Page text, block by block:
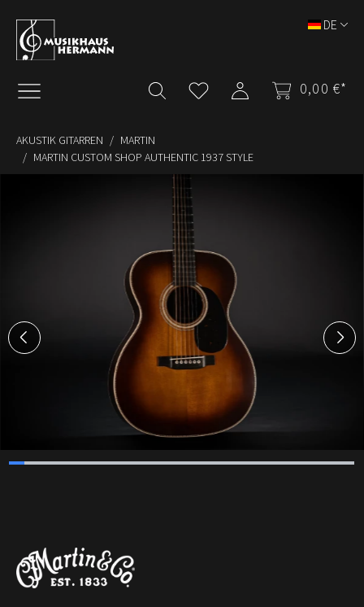
Zum Hauptinhalt springen
0,00 €*
DE
AKUSTIK GITARREN
MARTIN
MARTIN CUSTOM SHOP AUTHENTIC 1937 STYLE